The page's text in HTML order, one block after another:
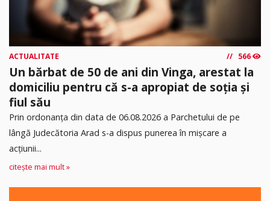
ACTUALITATE 566
Un bărbat de 50 de ani din Vinga, arestat la
domiciliu pentru că s-a apropiat de soția și
fiul său
Prin ordonanța din data de 06.08.2026 a Parchetului de pe
lângă Judecătoria Arad s-a dispus punerea în mişcare a
acţiunii...
citește mai mult »